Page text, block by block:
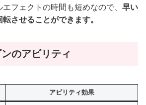
フェクトの時間も短めなので、 早い
させることができます。
のアビリティ
アビリティ効果